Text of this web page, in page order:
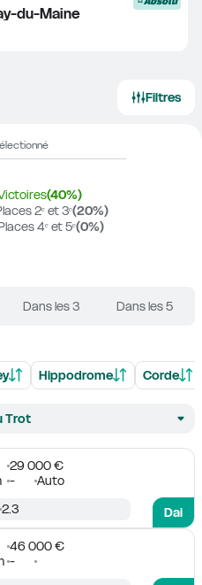
du-Maine
Filtres
(40%)
2ᵉ et 3ᵉ(20%)
4ᵉ et 5ᵉ(0%)
Dans les 3 Dans les 5
Hippodrome Corde
Trot
29 000 €
-
Auto
Dai
2.3
46 000 €
-